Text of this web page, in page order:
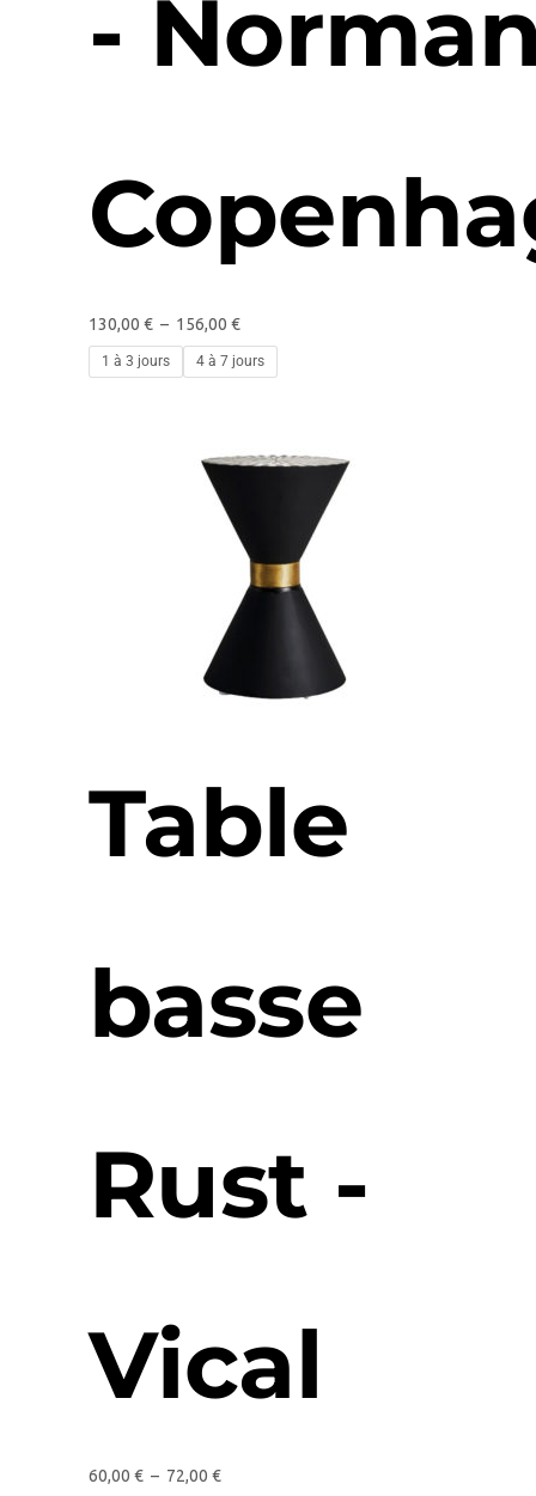
-
130,00 € – 156,00 €
1 à 3 jours 4 à 7 jours
Table
basse
Rust -
Vical
60,00 € – 72,00 €